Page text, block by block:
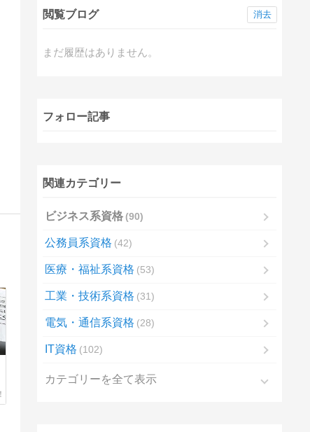
閲覧ブログ
まだ履歴はありません。
消去
フォロー記事
関連カテゴリー
ビジネス系資格 90
公務員系資格 42
医療・福祉系資格 53
工業・技術系資格 31
電気・通信系資格 28
IT資格 102
カテゴリーを全て表示